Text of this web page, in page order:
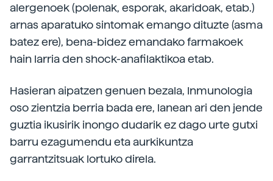
alergenoek (polenak, esporak, akaridoak, etab.)
arnas aparatuko sintomak emango dituzte (asma
batez ere), bena-bidez emandako farmakoek
hain larria den shock-anafilaktikoa etab.
Hasieran aipatzen genuen bezala, Inmunologia
oso zientzia berria bada ere, lanean ari den jende
guztia ikusirik inongo dudarik ez dago urte gutxi
barru ezagumendu eta aurkikuntza
garrantzitsuak lortuko direla.